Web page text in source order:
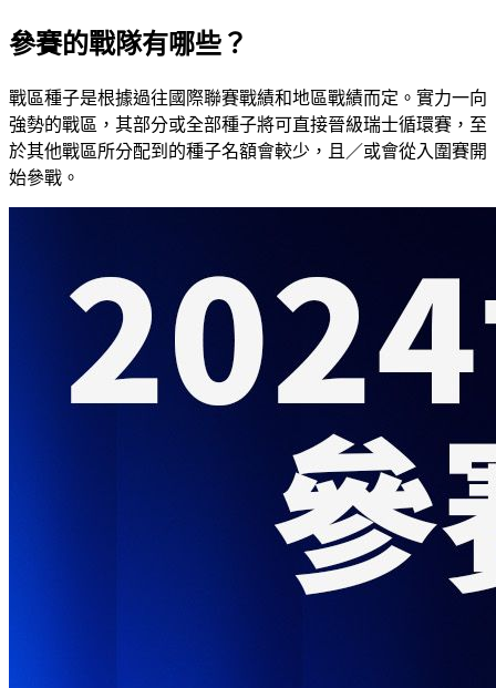
參賽的戰隊有哪些？
戰區種子是根據過往國際聯賽戰績和地區戰績而定。實力一向
強勢的戰區，其部分或全部種子將可直接晉級瑞士循環賽，至
於其他戰區所分配到的種子名額會較少，且／或會從入圍賽開
始參戰。